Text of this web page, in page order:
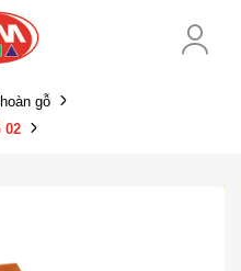
gỗ
02